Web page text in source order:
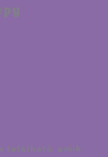
található, amik